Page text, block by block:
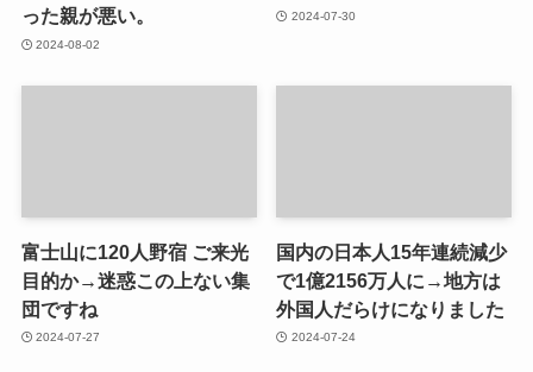
った親が悪い。
2024-08-02
2024-07-30
富士山に120人野宿 ご来光
目的か→迷惑この上ない集
団ですね
2024-07-27
国内の日本人15年連続減少
で1億2156万人に→地方は
外国人だらけになりました
2024-07-24